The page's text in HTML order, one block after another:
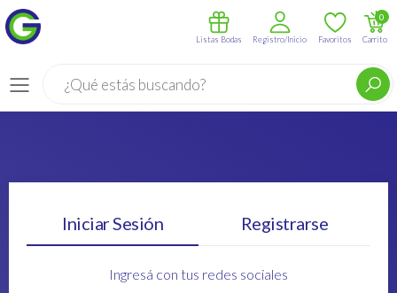
Menú
Listas Bodas Registro/Inicio Favoritos Carrito
0
Iniciar Sesión Registrarse
Ingresá con tus redes sociales